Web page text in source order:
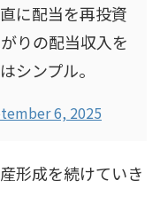
に配当を再投資
りの配当収入を
シンプル。
6, 2025
形成を続けていき